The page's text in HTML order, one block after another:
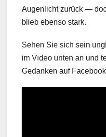
Augenlicht zurück —
blieb ebenso stark.
Sehen Sie sich sein
im Video unten an und
Gedanken auf